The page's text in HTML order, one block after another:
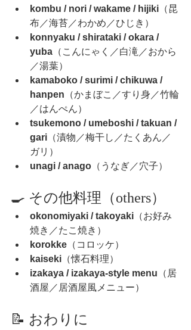
kombu / nori / wakame / hijiki （昆
布／海苔／わかめ／ひじき）
konnyaku / shirataki / okara /
yuba （こんにゃく／白滝／おから
／湯葉）
kamaboko / surimi / chikuwa /
hanpen （かまぼこ／すり身／竹輪
／はんぺん）
tsukemono / umeboshi / takuan /
gari （漬物／梅干し／たくあん／
ガリ）
unagi / anago （うなぎ／穴子）
🍳 その他料理（others）
okonomiyaki / takoyaki （お好み
焼き／たこ焼き）
korokke （コロッケ）
kaiseki （懐石料理）
izakaya / izakaya-style menu （居
酒屋／居酒屋風メニュー）
📝 おわりに